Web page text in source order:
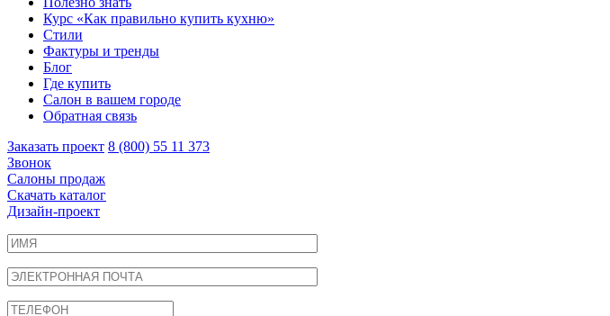
Курс «Как правильно купить кухню»
Cтили
Фактуры и тренды
Блог
Где купить
Салон в вашем городе
Обратная связь
Заказать проект 8 (800) 55 11 373
Звонок
Салоны продаж
Скачать каталог
Дизайн-проект